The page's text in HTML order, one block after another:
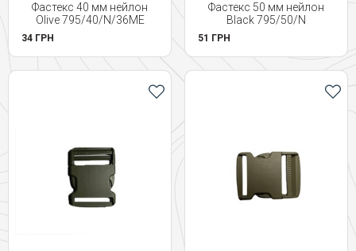
Фастекс 40 мм нейлон
Olive 795/40/N/36ME
34 ГРН
Фастекс 50 мм нейлон
Black 795/50/N
51 ГРН